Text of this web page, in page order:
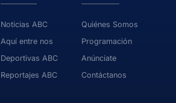
Noticias ABC
Aquí entre nos
Deportivas ABC
Reportajes ABC
Quiénes Somos
Programación
Anúnciate
Contáctanos